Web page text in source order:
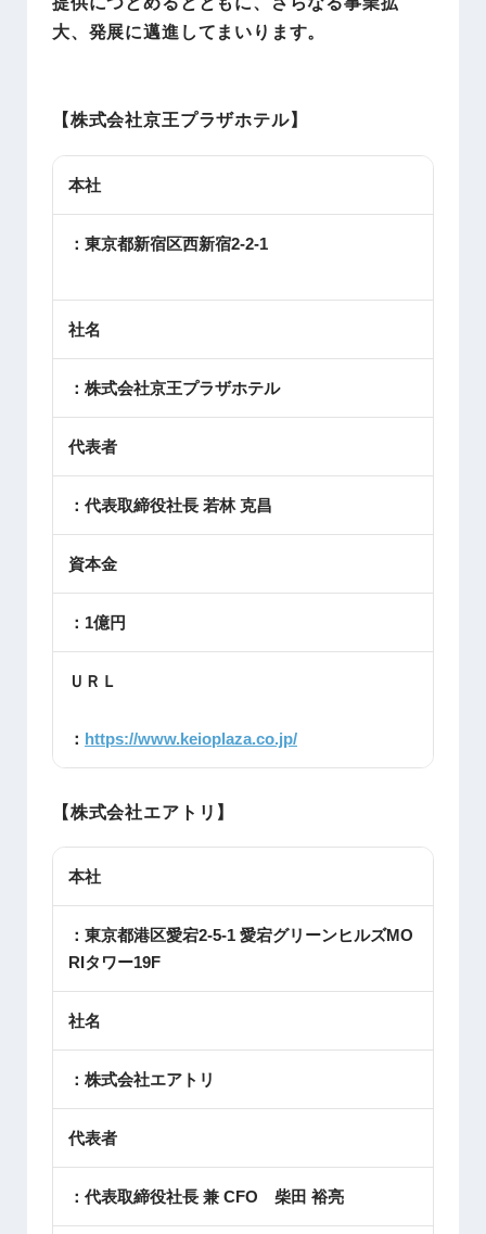
大、発展に邁進してまいります。
【株式会社京王プラザホテル】
本社
：東京都新宿区西新宿2-2-1
社名
：株式会社京王プラザホテル
代表者
：代表取締役社長 若林 克昌
資本金
：1億円
ＵＲＬ
： https://www.keioplaza.co.jp/
【株式会社エアトリ】
本社
：東京都港区愛宕2-5-1 愛宕グリーンヒルズMO
RIタワー19F
社名
：株式会社エアトリ
代表者
：代表取締役社長 兼 CFO 柴田 裕亮